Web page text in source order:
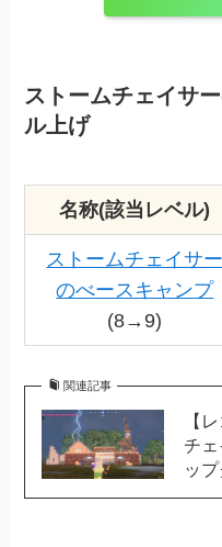
ストームチェイサ
ル上げ
名称(該当レベル)
ストームチェイサー
のべースキャンプ
(8→9)
関連記事
【
チ
ッ